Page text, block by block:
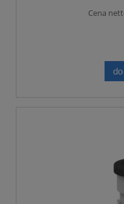
Cena